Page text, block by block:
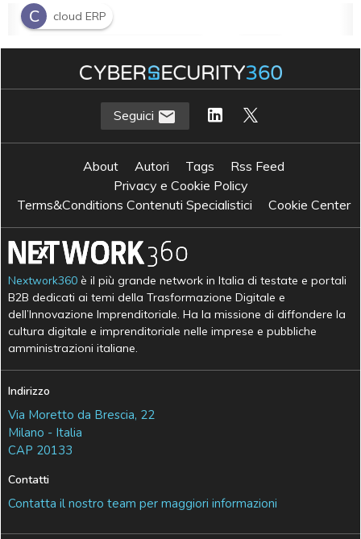
C
cloud ERP
E Enterprise resource planning E ERP
sostituzione dell’ERP
Seguici
About Autori Tags
Rss Feed
Privacy e Cookie Policy
Terms&Conditions Contenuti Specialistici
Cookie Center
Nextwork360 è il più grande network in Italia di testate e portali
B2B dedicati ai temi della Trasformazione Digitale e
dell’Innovazione Imprenditoriale. Ha la missione di diffondere la
cultura digitale e imprenditoriale nelle imprese e pubbliche
amministrazioni italiane.
Indirizzo
Via Moretto da Brescia, 22
Milano - Italia
CAP 20133
Contatti
Contatta il nostro team per maggiori informazioni